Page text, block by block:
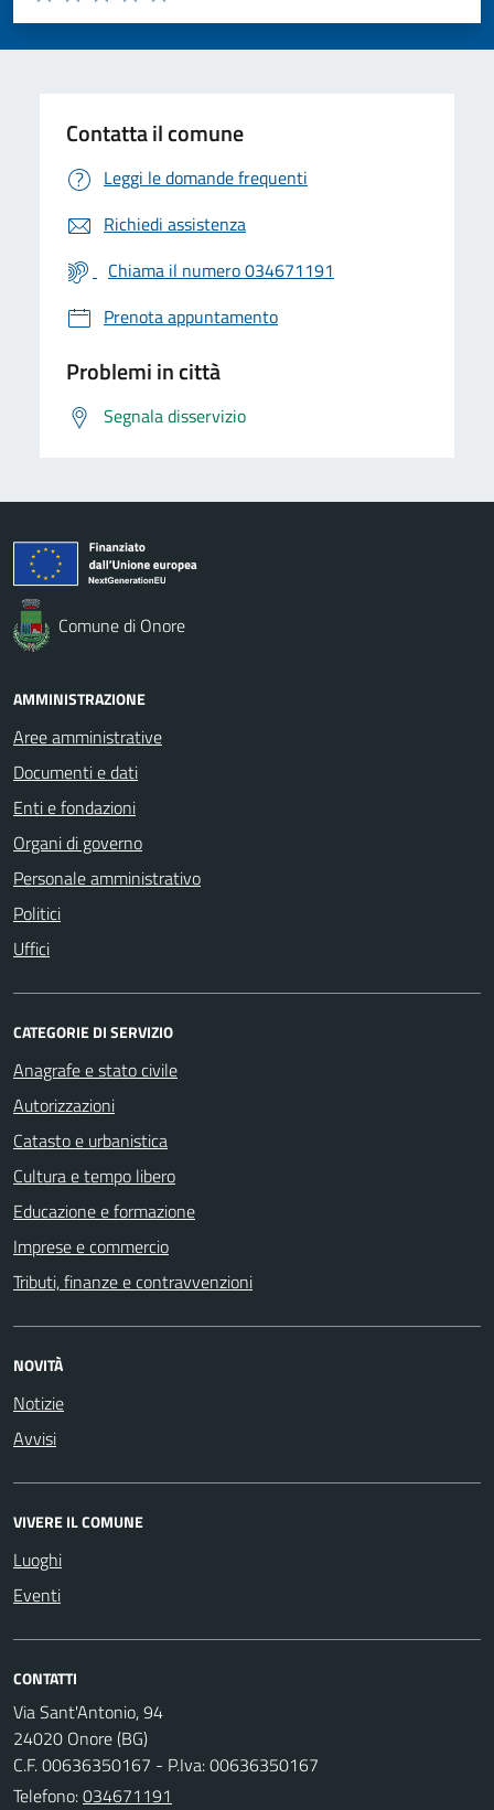
Valuta 5 stelle su 5
Valuta 4 stelle su 5
Valuta 3 stelle su 5
Valuta 2 stelle su 5
Valuta 1 stelle su 5
Contatta il comune
Leggi le domande frequenti
Richiedi assistenza
Chiama il numero 034671191
Prenota appuntamento
Problemi in città
Segnala disservizio
Comune di Onore
AMMINISTRAZIONE
Aree amministrative
Documenti e dati
Enti e fondazioni
Organi di governo
Personale amministrativo
Politici
Uffici
CATEGORIE DI SERVIZIO
Anagrafe e stato civile
Autorizzazioni
Catasto e urbanistica
Cultura e tempo libero
Educazione e formazione
Imprese e commercio
Tributi, finanze e contravvenzioni
NOVITÀ
Notizie
Avvisi
VIVERE IL COMUNE
Luoghi
Eventi
CONTATTI
Via Sant'Antonio, 94
24020 Onore (BG)
C.F. 00636350167 - P.Iva: 00636350167
Telefono:034671191